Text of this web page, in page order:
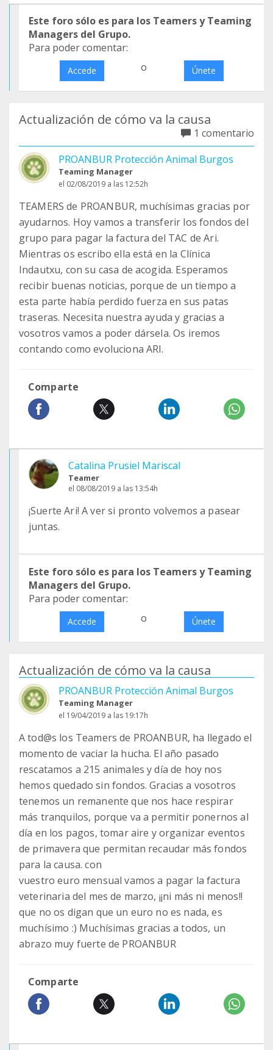
Este foro sólo es para los Teamers y Teaming
Managers del Grupo.
Para poder comentar:
Accede o Únete
Actualización de cómo va la causa
1 comentario
PROANBUR Protección Animal Burgos
Teaming Manager
el 02/08/2019 a las 12:52h
TEAMERS de PROANBUR, muchísimas gracias por
ayudarnos. Hoy vamos a transferir los fondos del
grupo para pagar la factura del TAC de Ari.
Mientras os escribo ella está en la Clínica
Indautxu, con su casa de acogida. Esperamos
recibir buenas noticias, porque de un tiempo a
esta parte había perdido fuerza en sus patas
traseras. Necesita nuestra ayuda y gracias a
vosotros vamos a poder dársela. Os iremos
contando como evoluciona ARI.
Comparte
Catalina Prusiel Mariscal
Teamer
el 08/08/2019 a las 13:54h
¡Suerte Ari! A ver si pronto volvemos a pasear
juntas.
Este foro sólo es para los Teamers y Teaming
Managers del Grupo.
Para poder comentar:
Accede o Únete
Actualización de cómo va la causa
PROANBUR Protección Animal Burgos
Teaming Manager
el 19/04/2019 a las 19:17h
A tod@s los Teamers de PROANBUR, ha llegado el
momento de vaciar la hucha. El año pasado
rescatamos a 215 animales y día de hoy nos
hemos quedado sin fondos. Gracias a vosotros
tenemos un remanente que nos hace respirar
más tranquilos, porque va a permitir ponernos al
día en los pagos, tomar aire y organizar eventos
de primavera que permitan recaudar más fondos
para la causa. con
vuestro euro mensual vamos a pagar la factura
veterinaria del mes de marzo, ¡¡ni más ni menos!!
que no os digan que un euro no es nada, es
muchísimo :) Muchísimas gracias a todos, un
abrazo muy fuerte de PROANBUR
Comparte